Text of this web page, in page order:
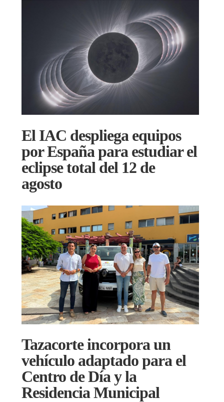
El IAC despliega equipos
por España para estudiar el
eclipse total del 12 de
agosto
Tazacorte incorpora un
vehículo adaptado para el
Centro de Día y la
Residencia Municipal